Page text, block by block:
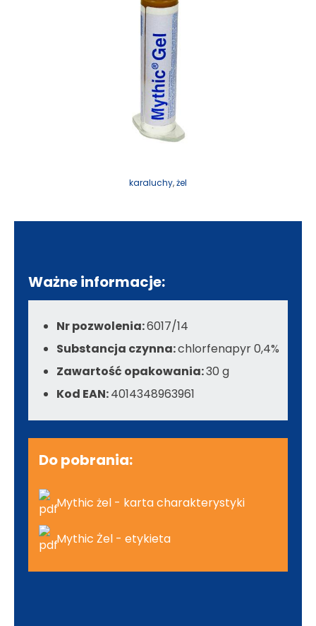
karaluchy,żel
Ważne informacje:
Nr pozwolenia:6017/14
Substancja czynna:chlorfenapyr 0,4%
Zawartość opakowania:30 g
Kod EAN:4014348963961
Do pobrania:
Mythic żel - karta charakterystyki
Mythic Żel - etykieta